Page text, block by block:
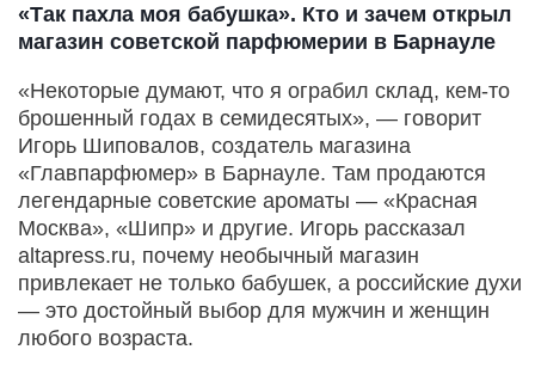
«Так пахла моя бабушка». Кто и зачем открыл
магазин советской парфюмерии в Барнауле
«Некоторые думают, что я ограбил склад, кем-то
брошенный годах в семидесятых», — говорит
Игорь Шиповалов, создатель магазина
«Главпарфюмер» в Барнауле. Там продаются
легендарные советские ароматы — «Красная
Москва», «Шипр» и другие. Игорь рассказал
altapress.ru, почему необычный магазин
привлекает не только бабушек, а российские духи
— это достойный выбор для мужчин и женщин
любого возраста.